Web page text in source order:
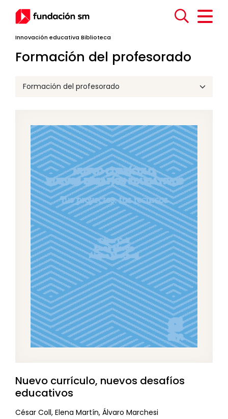
Innovación educativa Biblioteca
Formación del profesorado
Nuevo currículo, nuevos desafíos
educativos
César Coll, Elena Martín, Álvaro Marchesi